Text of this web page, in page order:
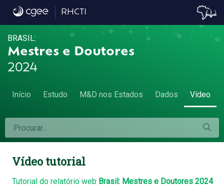
Vídeo RHCTI
BRASIL:
Mestres e Doutores
2024
Início Estudo M&D nos Estados Dados Vídeo
Vídeo tutorial
Tutorial do relatório web Brasil: Mestres e Doutores 2024